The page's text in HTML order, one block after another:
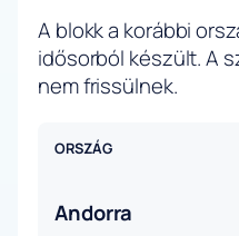
A blokk a korábbi
idősorból készült. A
nem frissülnek.
ORSZÁG
Andorra